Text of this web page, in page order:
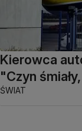
Kierowca
"Czyn
ŚWIAT